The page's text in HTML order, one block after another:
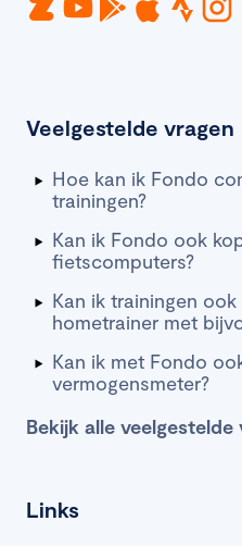
Links
Veelgestelde vragen
Hoe kan ik Fondo
trainingen?
Kan ik Fondo ook
fietscomputers?
Kan ik trainingen
hometrainer met
Kan ik met Fondo
vermogensmeter?
Bekijk alle veelgestelde